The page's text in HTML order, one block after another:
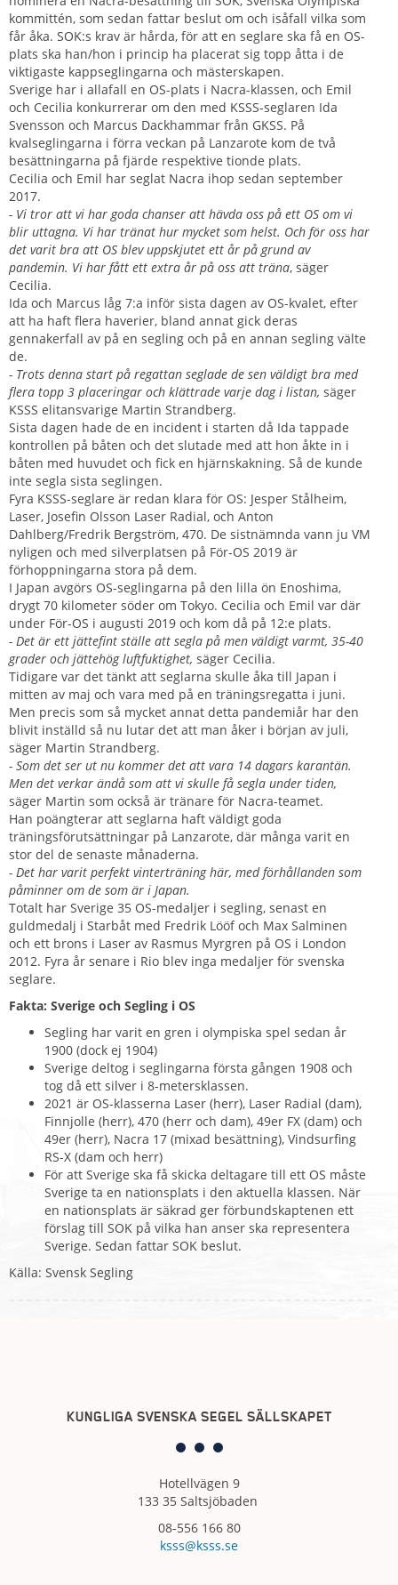
kommittén, som sedan fattar beslut om och isåfall vilka som
får åka. SOK:s krav är hårda, för att en seglare ska få en OS-
plats ska han/hon i princip ha placerat sig topp åtta i de
viktigaste kappseglingarna och mästerskapen.
Sverige har i allafall en OS-plats i Nacra-klassen, och Emil
och Cecilia konkurrerar om den med KSSS-seglaren Ida
Svensson och Marcus Dackhammar från GKSS. På
kvalseglingarna i förra veckan på Lanzarote kom de två
besättningarna på fjärde respektive tionde plats.
Cecilia och Emil har seglat Nacra ihop sedan september
2017.
- Vi tror att vi har goda chanser att hävda oss på ett OS om vi
blir uttagna. Vi har tränat hur mycket som helst. Och för oss har
det varit bra att OS blev uppskjutet ett år på grund av
pandemin. Vi har fått ett extra år på oss att träna, säger
Cecilia.
Ida och Marcus låg 7:a inför sista dagen av OS-kvalet, efter
att ha haft flera haverier, bland annat gick deras
gennakerfall av på en segling och på en annan segling välte
de.
- Trots denna start på regattan seglade de sen väldigt bra med
flera topp 3 placeringar och klättrade varje dag i listan, säger
KSSS elitansvarige Martin Strandberg.
Sista dagen hade de en incident i starten då Ida tappade
kontrollen på båten och det slutade med att hon åkte in i
båten med huvudet och fick en hjärnskakning. Så de kunde
inte segla sista seglingen.
Fyra KSSS-seglare är redan klara för OS: Jesper Stålheim,
Laser, Josefin Olsson Laser Radial, och Anton
Dahlberg/Fredrik Bergström, 470. De sistnämnda vann ju VM
nyligen och med silverplatsen på För-OS 2019 är
förhoppningarna stora på dem.
I Japan avgörs OS-seglingarna på den lilla ön Enoshima,
drygt 70 kilometer söder om Tokyo. Cecilia och Emil var där
under För-OS i augusti 2019 och kom då på 12:e plats.
- Det är ett jättefint ställe att segla på men väldigt varmt, 35-40
grader och jättehög luftfuktighet, säger Cecilia.
Tidigare var det tänkt att seglarna skulle åka till Japan i
mitten av maj och vara med på en träningsregatta i juni.
Men precis som så mycket annat detta pandemiår har den
blivit inställd så nu lutar det att man åker i början av juli,
säger Martin Strandberg.
- Som det ser ut nu kommer det att vara 14 dagars karantän.
Men det verkar ändå som att vi skulle få segla under tiden,
säger Martin som också är tränare för Nacra-teamet.
Han poängterar att seglarna haft väldigt goda
träningsförutsättningar på Lanzarote, där många varit en
stor del de senaste månaderna.
- Det har varit perfekt vinterträning här, med förhållanden som
påminner om de som är i Japan.
Totalt har Sverige 35 OS-medaljer i segling, senast en
guldmedalj i Starbåt med Fredrik Lööf och Max Salminen
och ett brons i Laser av Rasmus Myrgren på OS i London
2012. Fyra år senare i Rio blev inga medaljer för svenska
seglare.
Fakta: Sverige och Segling i OS
Segling har varit en gren i olympiska spel sedan år
1900 (dock ej 1904)
Sverige deltog i seglingarna första gången 1908 och
tog då ett silver i 8-metersklassen.
2021 är OS-klasserna Laser (herr), Laser Radial (dam),
Finnjolle (herr), 470 (herr och dam), 49er FX (dam) och
49er (herr), Nacra 17 (mixad besättning), Vindsurfing
RS-X (dam och herr)
För att Sverige ska få skicka deltagare till ett OS måste
Sverige ta en nationsplats i den aktuella klassen. När
en nationsplats är säkrad ger förbundskaptenen ett
förslag till SOK på vilka han anser ska representera
Sverige. Sedan fattar SOK beslut.
Källa: Svensk Segling
KUNGLIGA SVENSKA SEGEL SÄLLSKAPET
Hotellvägen 9
133 35 Saltsjöbaden
08-556 166 80
ksss@ksss.se